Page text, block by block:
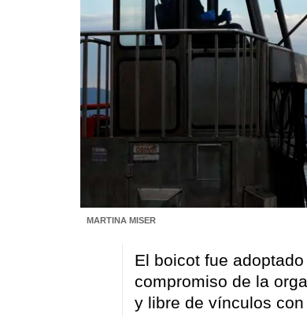
MARTINA MISER
El boicot fue
compromiso de la
y libre de vínculos